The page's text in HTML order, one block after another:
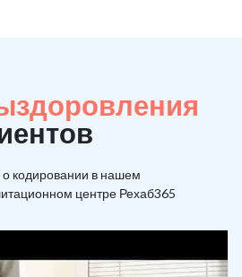
кодировании в нашем
центре Рехаб365